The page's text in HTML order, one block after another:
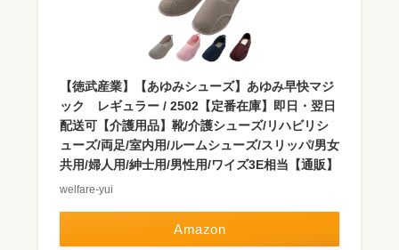
【徳武産業】【あゆみシューズ】あゆみ早快マジ
ック レギュラー / 2502【定番在庫】即日・翌日
配送可【介護用品】靴/介護シューズ/リハビリシ
ューズ/両足/室内用/ルームシューズ/スリッパ/男女
共用/婦人用/紳士用/男性用/ワイズ3E相当【通販】
welfare-yui
Amazon